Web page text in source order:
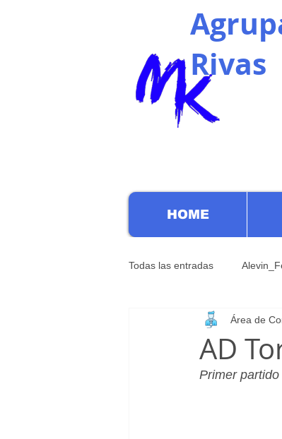
Rivas
HOME
Todas las entradas
Infantil_Femenino
Cadete_Masculino
AD
Área de
Primer